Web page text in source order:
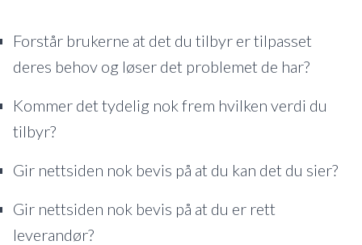
Forstår brukerne at det du tilbyr er tilpasset
deres behov og løser det problemet de har?
Kommer det tydelig nok frem hvilken verdi du
tilbyr?
Gir nettsiden nok bevis på at du kan det du sier?
Gir nettsiden nok bevis på at du er rett
leverandør?